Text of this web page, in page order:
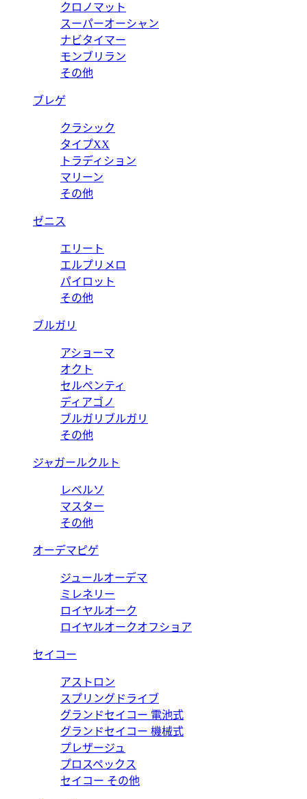
クロノマット
スーパーオーシャン
ナビタイマー
モンブリラン
その他
ブレゲ
クラシック
タイプXX
トラディション
マリーン
その他
ゼニス
エリート
エルプリメロ
パイロット
その他
ブルガリ
アショーマ
オクト
セルペンティ
ディアゴノ
ブルガリブルガリ
その他
ジャガールクルト
レベルソ
マスター
その他
オーデマピゲ
ジュールオーデマ
ミレネリー
ロイヤルオーク
ロイヤルオークオフショア
セイコー
アストロン
スプリングドライブ
グランドセイコー 電池式
グランドセイコー 機械式
プレザージュ
プロスペックス
セイコー その他